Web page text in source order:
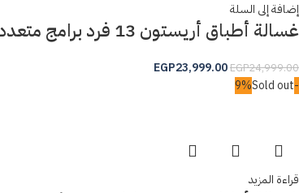
إضافة إلى السلة
غسالة أطباق أريستون 13 فرد برامج متعددة لون فضي موديل DFN436X
EGP24,999.00
EGP23,999.00
-9%
Sold out
قراءة المزيد